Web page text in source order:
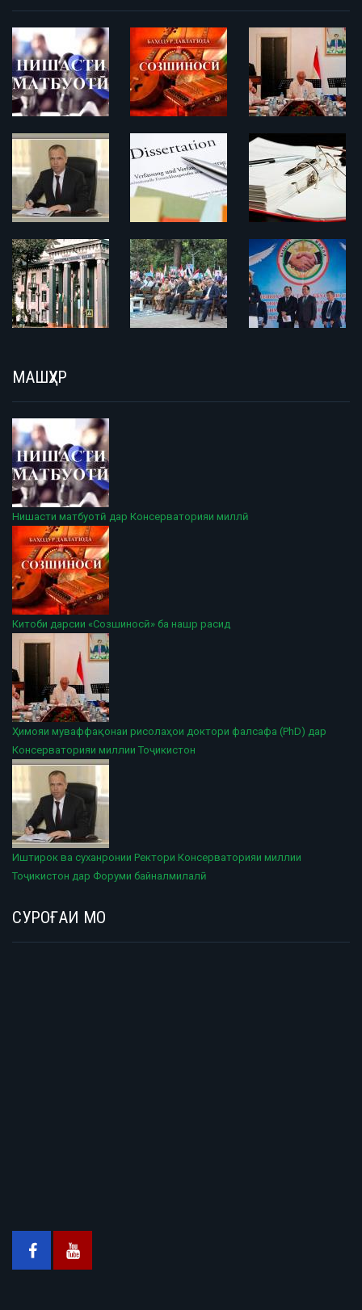
МАШҲУР
Нишасти матбуотӣ дар Консерваторияи миллӣ
Китоби дарсии «Созшиносӣ» ба нашр расид
Ҳимояи муваффақонаи рисолаҳои доктори фалсафа (PhD) дар
Консерваторияи миллии Тоҷикистон
Иштирок ва суханронии Ректори Консерваторияи миллии
Тоҷикистон дар Форуми байналмилалӣ
СУРОҒАИ МО